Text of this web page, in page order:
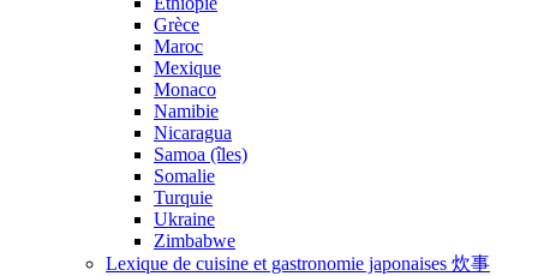
Grèce
Maroc
Mexique
Monaco
Namibie
Nicaragua
Samoa (îles)
Somalie
Turquie
Ukraine
Zimbabwe
Lexique de cuisine et gastronomie japonaises 炊事